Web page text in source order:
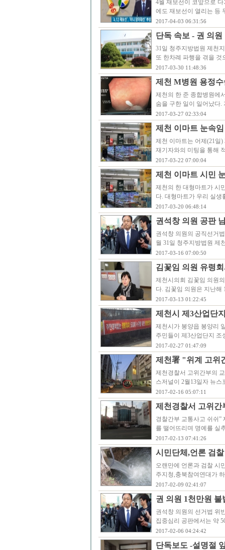
4월 재보선이 코앞으로
에도 재보선이 열리는 등
2017-04-03 06:31:56
단독 속보 - 권 의
31일 청주지방법원 제천
또 한차례 파행을 겪을
2017-03-30 11:48:36
제천 M병원 용정
제천의 한 준 종합병원에
숨을 구한 일이 일어났다
2017-03-27 02:33:04
제천 이마트 눈속
제천 이마트는 어제(21일
재기자와의 미팅을 통해
2017-03-22 07:00:04
제천 이마트 시민
제천의 한 대형마트가 시
다. 대형마트가 우리 실
2017-03-20 06:48:14
권석창 의원 공판
권석창 의원의 공직선거
월 31일 청주지방법원 제
2017-03-16 07:00:50
김꽃임 의원 유령
제천시의회 김꽃임 의원
다. 김꽃임 의원은 지난
2017-03-13 01:22:45
제천시 제3산업단
제천시가 봉양읍 봉양리
주민들이 제3산업단지
2017-02-27 01:47:09
제천署 "위계 고위
제천경찰서 고위간부의
스저널이 2월13일자 뉴
2017-02-16 05:07:11
제천경찰서 고위
경찰간부 교통사고 쉬쉬”
를 떨어뜨리며 명예를 실
2017-02-13 07:41:26
시민단체,언론 검
오랜만에 언론과 검찰 시
주지청,충북참여연대가
2017-02-09 02:41:07
권 의원 1천만원
권석창 의원의 선거법 위
집중심리 공판에서는 약
2017-02-06 04:24:42
단독보도 -설명절